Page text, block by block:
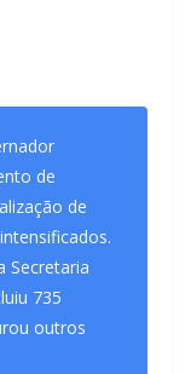
de
de
Secretaria
735
outros